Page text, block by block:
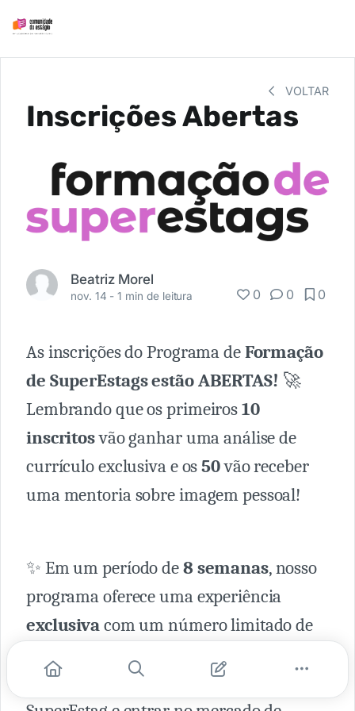
VOLTAR
Inscrições Abertas
Beatriz Morel
nov. 14 -1 min de leitura 0 0 0
As inscrições do Programa deFormação
de SuperEstags estão ABERTAS! 🚀
Lembrando que os primeiros10
inscritosvão ganhar uma análise de
currículo exclusiva e os50vão receber
uma mentoria sobre imagem pessoal!
✨ Em um período de8 semanas, nosso
programa oferece uma experiência
exclusivacom um número limitado de
para ajudá-lo a se destacar como um